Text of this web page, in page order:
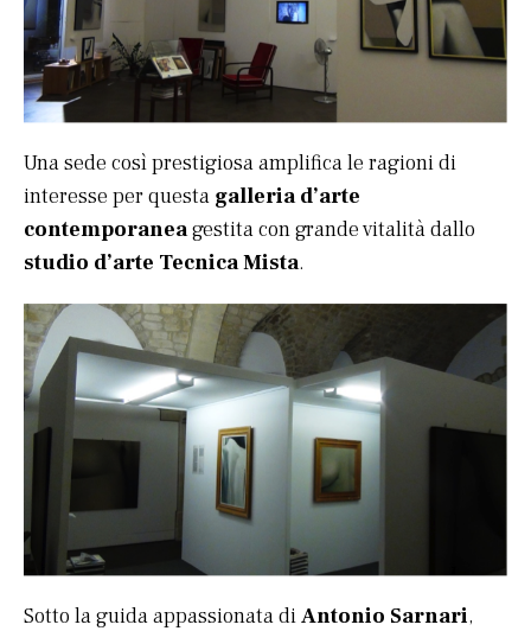
Una sede così prestigiosa amplifica le ragioni di
interesse per questa galleria d’arte
contemporaneagestita con grande vitalità dallo
studio d’arte Tecnica Mista.
Sotto la guida appassionata diAntonio Sarnari,